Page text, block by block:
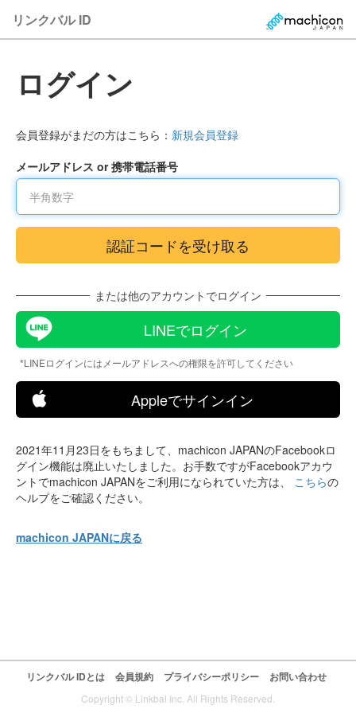
リンクバル ID
ログイン
会員登録がまだの方はこちら： 新規会員登録
メールアドレス or 携帯電話番号
または他のアカウントでログイン
LINEでログイン
*LINEログインにはメールアドレスへの権限を許可してください
Appleでサインイン
2021年11月23日をもちまして、machicon JAPANのFacebookロ
グイン機能は廃止いたしました。お手数ですがFacebookアカウ
ントでmachicon JAPANをご利用になられていた方は、 こちらの
ヘルプをご確認ください。
machicon JAPANに戻る
リンクバル IDとは 会員規約 プライバシーポリシー お問い合わせ
Copyright © Linkbal Inc. All Rights Reserved.